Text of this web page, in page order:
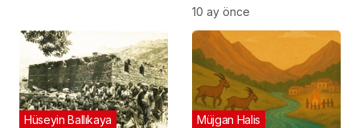
Teorisi” Bağlamında
“Alevi Örgütlülüğünün
Otuz Yılı”
10 ay önce
Hüseyin Ballıkaya Müjgan Halis